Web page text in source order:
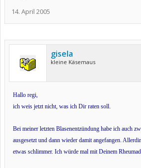
14. April 2005
gisela
kleine Käsemaus
Hallo regi,
ich weis jetzt nicht, was ich Dir raten soll.
Bei meiner letzten Blasenentzündung habe ich auch
ausgesetzt und dann wieder damit angefangen.
etwas schlimmer. Ich würde mal mit Deinem